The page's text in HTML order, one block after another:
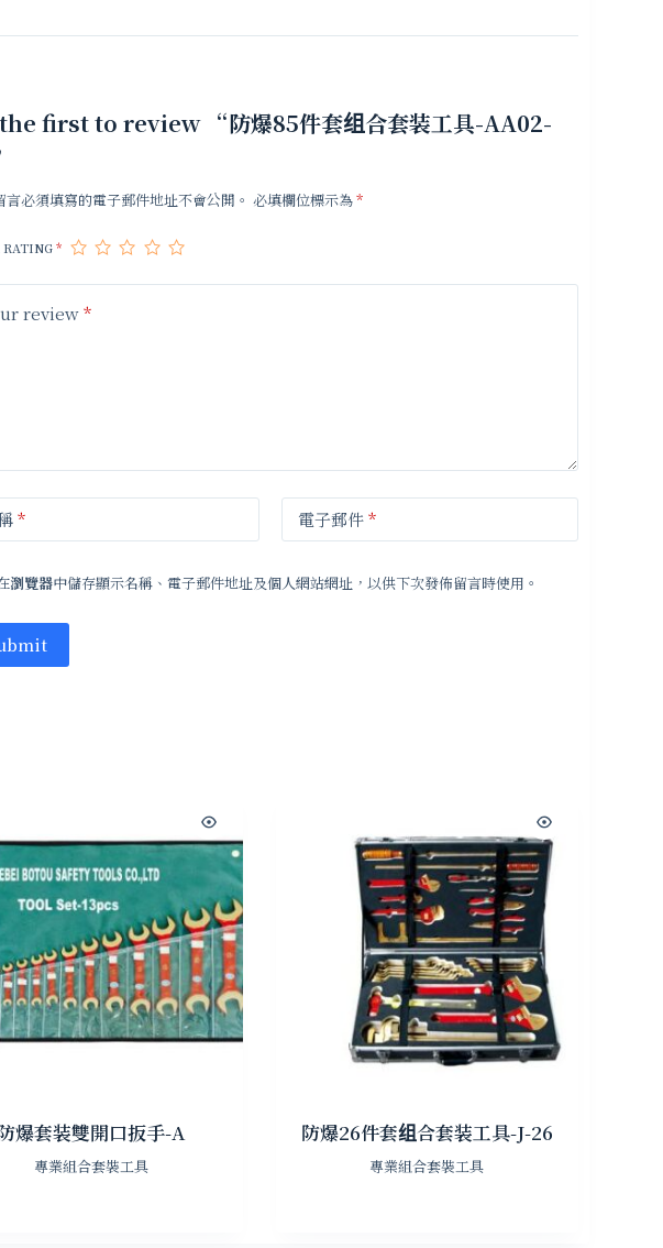
first to review “防爆85件套组合套装工具-AA02-
言必須填寫的電子郵件地址不會公開。 必填欄位標示為*
RATING*
review*
* 電子郵件*
瀏覽器中儲存顯示名稱、電子郵件地址及個人網站網址，以供下次發佈留言時使用。
爆套装雙開口扳手-A
專業組合套裝工具
防爆26件套组合套装工具-J-26
專業組合套裝工具